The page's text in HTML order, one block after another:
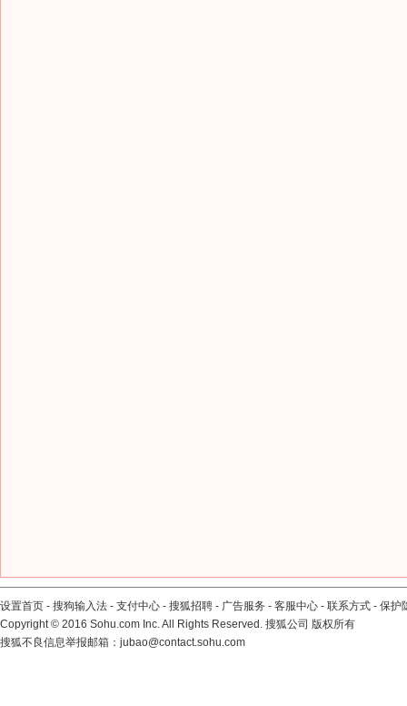
设置首页 - 搜狗输入法 - 支付中心 - 搜狐招聘 - 广告服务 - 客服中心 - 联系方式 - 保护
Copyright© 2016 Sohu.com Inc. All Rights Reserved. 搜狐公司 版权所有
搜狐不良信息举报邮箱： jubao@contact.sohu.com